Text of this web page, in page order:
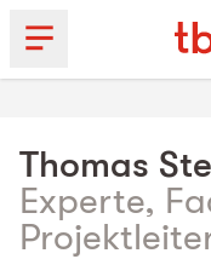
Thomas
Experte,